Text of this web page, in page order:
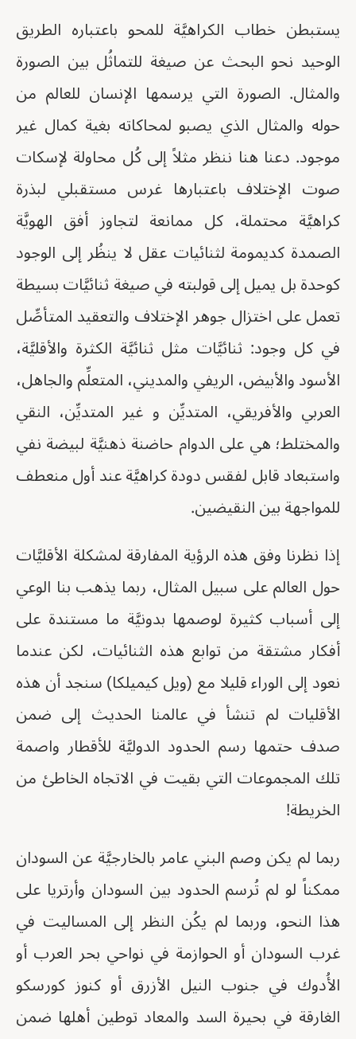
يستبطن خطاب الكراهيَّة للمحو باعتباره الطريق
الوحيد نحو البحث عن صيغة للتماثُل بين الصورة
والمثال. الصورة التي يرسمها الإنسان للعالم من
حوله والمثال الذي يصبو لمحاكاته بغية كمال غير
موجود. دعنا هنا ننظر مثلاً إلى كُل محاولة لإسكات
صوت الإختلاف باعتبارها غرس مستقبلي لبذرة
كراهيَّة محتملة، كل ممانعة لتجاوز أفق الهويَّة
الصمدة كديمومة لثنائيات عقل لا ينظُر إلى الوجود
كوحدة بل يميل إلى قولبته في صيغة ثنائيَّات بسيطة
تعمل على اختزال جوهر الإختلاف والتعقيد المتأصِّل
في كل وجود: ثنائيَّات مثل ثنائيَّة الكثرة والأقليَّة،
الأسود والأبيض، الريفي والمديني، المتعلِّم والجاهل،
العربي والأفريقي، المتديِّن و غير المتديِّن، النقي
والمختلط؛ هي على الدوام حاضنة ذهنيَّة لبيضة نفي
واستبعاد قابل لفقس دودة كراهيَّة عند أول منعطف
للمواجهة بين النقيضين.
إذا نظرنا وفق هذه الرؤية المفارقة لمشكلة الأقليَّات
حول العالم على سبيل المثال، ربما يذهب بنا الوعي
إلى أسباب كثيرة لوصمها بدونيَّة ما مستندة على
أفكار مشتقة من توابع هذه الثنائيات، لكن عندما
نعود إلى الوراء قليلا مع (ويل كيميلكا) سنجد أن هذه
الأقليات لم تنشأ في عالمنا الحديث إلى ضمن
صدف حتمها رسم الحدود الدوليَّة للأقطار واصمة
تلك المجموعات التي بقيت في الاتجاه الخاطئ من
الخريطة!
ربما لم يكن وصم البني عامر بالخارجيَّة عن السودان
ممكناً لو لم تُرسم الحدود بين السودان وأرتريا على
هذا النحو، وربما لم يكُن النظر إلى المساليت في
غرب السودان أو الحوازمة في نواحي بحر العرب أو
الأُدوك في جنوب النيل الأزرق أو كنوز كورسكو
الغارقة في بحيرة السد والمعاد توطين أهلها ضمن